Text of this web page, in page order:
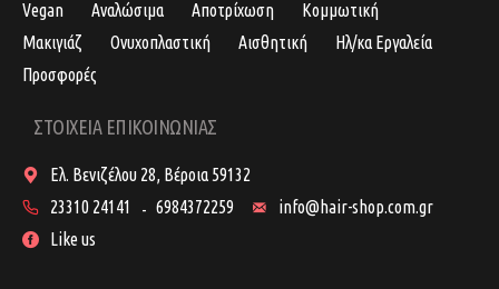
Vegan Αναλώσιμα Αποτρίχωση
Κομμωτική
Μακιγιάζ
Ονυχοπλαστική Αισθητική
Ηλ/κα Εργαλεία
Προσφορές
ΣΤΟΙΧΕΙΑ ΕΠΙΚΟΙΝΩΝΙΑΣ
Ελ. Βενιζέλου 28, Βέροια 59132
23310 24141
- 6984372259
info@hair-shop.com.gr
Like us